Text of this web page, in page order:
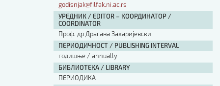
godisnjak@filfak.ni.ac.rs
УРЕДНИК / EDITOR – КООРДИНАТОР /
COORDINATOR
Проф. др Драгана Захаријевски
ПЕРИОДИЧНОСТ / PUBLISHING INTERVAL
годишње / annually
БИБЛИОТЕКА / LIBRARY
ПЕРИОДИКА